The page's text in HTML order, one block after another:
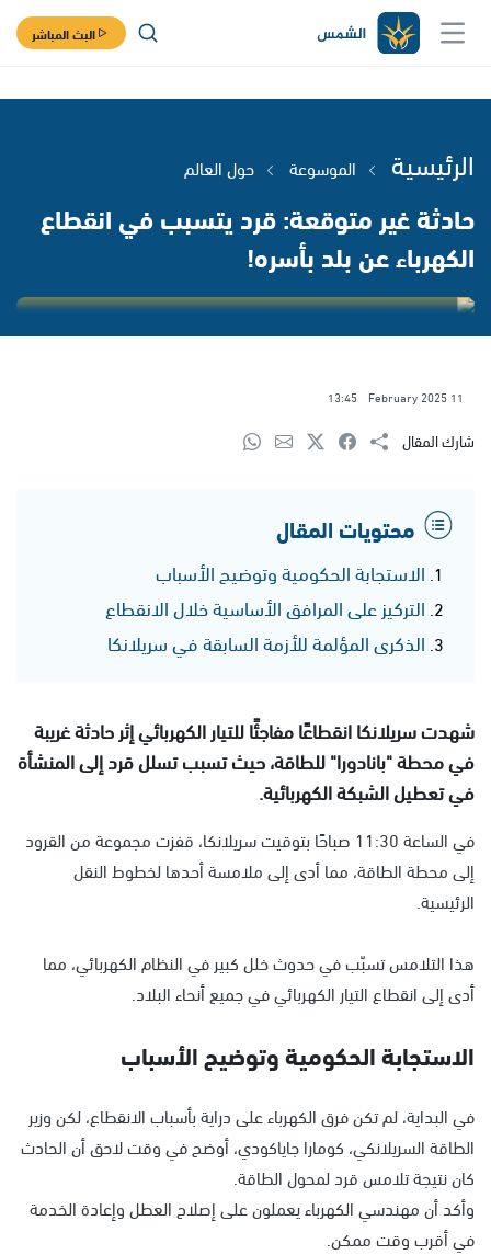
البث المباشر
الرئيسية الموسوعة حول العالم
حادثة غير متوقعة: قرد يتسبب في انقطاع
الكهرباء عن بلد بأسره!
11 February 2025
13:45
شارك المقال
محتويات المقال
الاستجابة الحكومية وتوضيح الأسباب
التركيز على المرافق الأساسية خلال الانقطاع
الذكرى المؤلمة للأزمة السابقة في سريلانكا
شهدت سريلانكا انقطاعًا مفاجئًا للتيار الكهربائي إثر حادثة غريبة
في محطة "بانادورا" للطاقة، حيث تسبب تسلل قرد إلى المنشأة
في تعطيل الشبكة الكهربائية.
في الساعة 11:30 صباحًا بتوقيت سريلانكا، قفزت مجموعة من القرود
إلى محطة الطاقة، مما أدى إلى ملامسة أحدها لخطوط النقل
الرئيسية.
هذا التلامس تسبّب في حدوث خلل كبير في النظام الكهربائي، مما
أدى إلى انقطاع التيار الكهربائي في جميع أنحاء البلاد.
الاستجابة الحكومية وتوضيح الأسباب
في البداية، لم تكن فرق الكهرباء على دراية بأسباب الانقطاع، لكن وزير
الطاقة السريلانكي، كومارا جاياكودي، أوضح في وقت لاحق أن الحادث
كان نتيجة تلامس قرد لمحول الطاقة.
وأكد أن مهندسي الكهرباء يعملون على إصلاح العطل وإعادة الخدمة
في أقرب وقت ممكن.